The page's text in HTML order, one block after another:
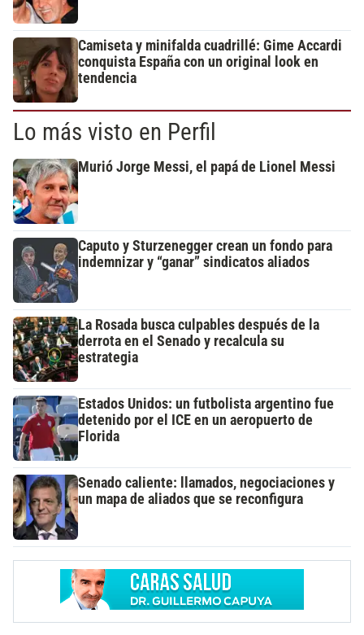
Camiseta y minifalda cuadrillé: Gime Accardi
conquista España con un original look en
tendencia
Lo más visto en Perfil
Murió Jorge Messi, el papá de Lionel Messi
Caputo y Sturzenegger crean un fondo para
indemnizar y “ganar” sindicatos aliados
La Rosada busca culpables después de la
derrota en el Senado y recalcula su
estrategia
Estados Unidos: un futbolista argentino fue
detenido por el ICE en un aeropuerto de
Florida
Senado caliente: llamados, negociaciones y
un mapa de aliados que se reconfigura